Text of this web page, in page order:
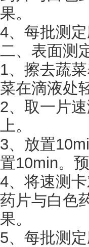
果。
4、每批测
二、表面测
1、擦去蔬
菜在滴液处
2、取一片
上。
3、放置
置10min。
4、将速测
药片与白色
果。
5、每批测